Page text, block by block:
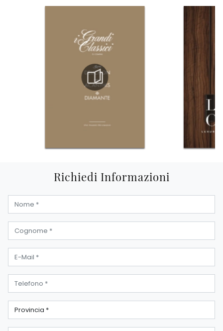
Richiedi Informazioni